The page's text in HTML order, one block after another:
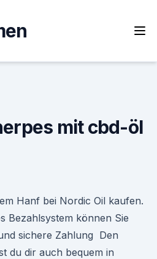
mit cbd-öl
Hanf bei Nordic Oil kaufen.
Bezahlsystem können Sie
sichere Zahlung Den
du dir auch bequem in